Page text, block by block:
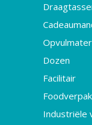
Dozen
Facilitair
Industriële